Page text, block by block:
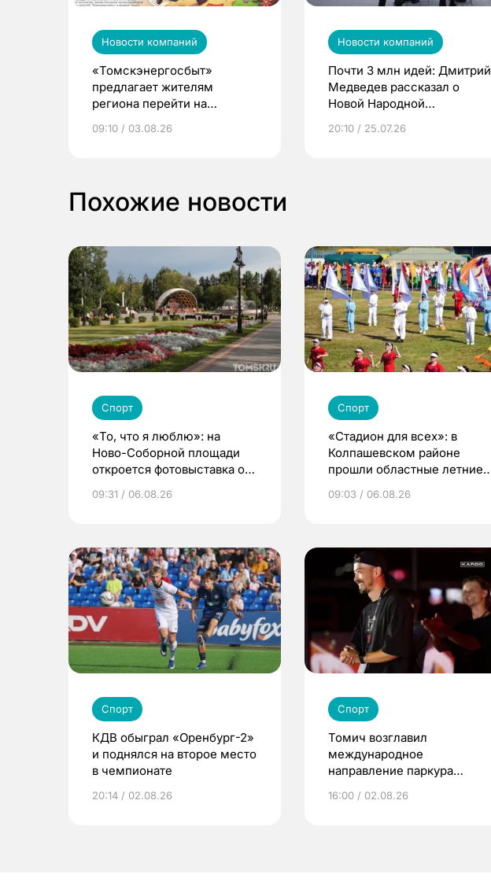
Новости компаний
«Томскэнергосбыт»
предлагает жителям
региона перейти на
выиграть призы
09:10 / 03.08.26
Новости компаний
Почти 3 млн идей: Дмитрий
Медведев рассказал о
Новой Народной
20:10 / 25.07.26
Похожие новости
Спорт
«То, что я люблю»: на
Ново-Соборной площади
откроется фотовыставка о
09:31 / 06.08.26
Спорт
«Стадион для всех»: в
Колпашевском районе
прошли областные летние
09:03 / 06.08.26
Спорт
КДВ обыграл «Оренбург-2»
и поднялся на второе место
в чемпионате
20:14 / 02.08.26
Спорт
Томич возглавил
международное
направление паркура
16:00 / 02.08.26